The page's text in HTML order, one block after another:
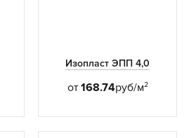
Изопласт ЭПП 4,0
от 168.74руб/м2